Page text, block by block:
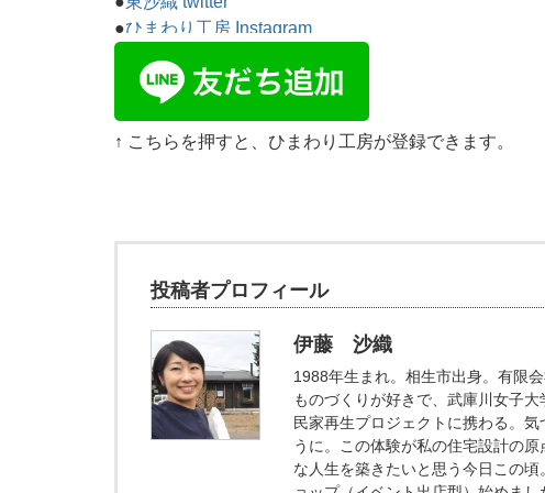
●ひまわり工房 Instagram
↑ こちらを押すと、ひまわり工房が登録できます。
投稿者プロフィール
伊藤 沙織
1988年生まれ。相生市出身。有限
ものづくりが好きで、武庫川女子
民家再生プロジェクトに携わる。
うに。この体験が私の住宅設計の
な人生を築きたいと思う今日この